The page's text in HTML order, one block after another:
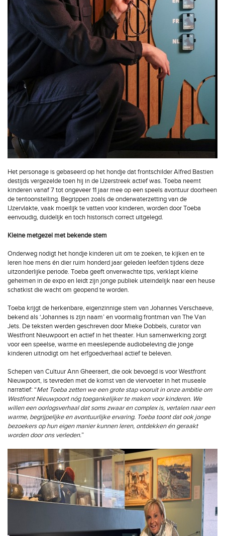
Het personage is gebaseerd op het hondje dat frontschilder Alfred Bastien
destijds vergezelde toen hij in de IJzerstreek actief was. Toeba neemt
kinderen vanaf 7 tot ongeveer 11 jaar mee op een speels avontuur doorheen
de tentoonstelling. Begrippen zoals de onderwaterzetting van de
IJzervlakte, vaak moeilijk te vatten voor kinderen, worden door Toeba
eenvoudig, duidelijk en toch historisch correct uitgelegd.
Kleine metgezel met bekende stem
Onderweg nodigt het hondje kinderen uit om te zoeken, te kijken en te
leren hoe mens én dier ruim honderd jaar geleden leefden tijdens deze
uitzonderlijke periode. Toeba geeft onverwachte tips, verklapt kleine
geheimen in de expo en leidt zijn jonge publiek uiteindelijk naar een heuse
schatkist die wacht om geopend te worden.
Toeba krijgt de herkenbare, eigenzinnige stem van Johannes Verschaeve,
bekend als ‘Johannes is zijn naam’ en voormalig frontman van The Van
Jets. De teksten werden geschreven door Mieke Dobbels, curator van
Westfront Nieuwpoort en actief in het theater. Hun samenwerking zorgt
voor een speelse, warme en meeslepende audiobeleving die jonge
kinderen uitnodigt om het erfgoedverhaal actief te beleven.
Schepen van Cultuur Ann Gheeraert, die ook bevoegd is voor Westfront
Nieuwpoort, is tevreden met de komst van de viervoeter in het museale
narratief: “Met Toeba zetten we een grote stap vooruit in onze ambitie om
Westfront Nieuwpoort nóg toegankelijker te maken voor kinderen. We
willen een oorlogsverhaal dat soms zwaar en complex is, vertalen naar een
warme, begrijpelijke en avontuurlijke ervaring. Toeba toont dat ook jonge
bezoekers op hun eigen manier kunnen leren, ontdekken én geraakt
worden door ons verleden.”